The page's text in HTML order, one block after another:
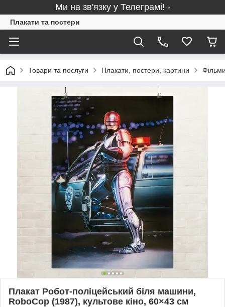
Ми на зв'язку у Телеграмі! -
Плакати та постери
Товари та послуги Плакати, постери, картини
Плакат Робот-поліцейський біля машини,
RoboCop (1987), культове кіно, 60×43 см